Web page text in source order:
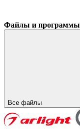
Файлы и программы
Все файлы